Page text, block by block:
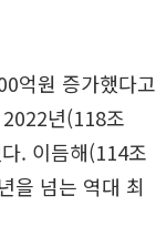
억원 증가했다고
년(118조
. 이듬해(114조
을 넘는 역대 최